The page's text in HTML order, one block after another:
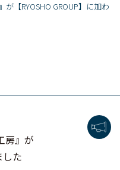
【RYOSHO GROUP】に加わ
房』が
した